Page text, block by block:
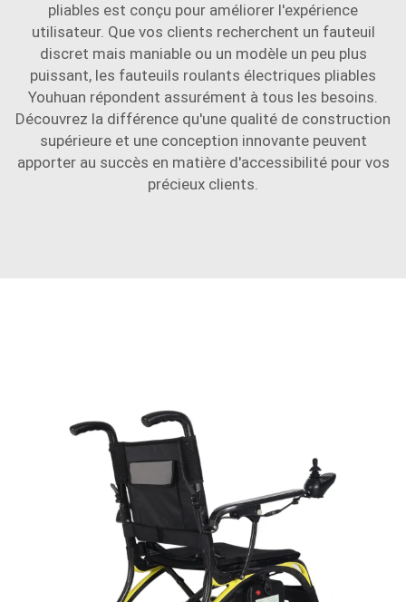
pliables est conçu pour améliorer l'expérience
utilisateur. Que vos clients recherchent un fauteuil
discret mais maniable ou un modèle un peu plus
puissant, les fauteuils roulants électriques pliables
Youhuan répondent assurément à tous les besoins.
Découvrez la différence qu'une qualité de construction
supérieure et une conception innovante peuvent
apporter au succès en matière d'accessibilité pour vos
précieux clients.